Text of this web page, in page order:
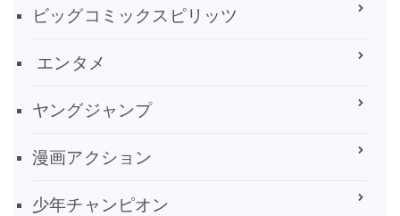
ビッグコミックスピリッツ
エンタメ
ヤングジャンプ
漫画アクション
少年チャンピオン